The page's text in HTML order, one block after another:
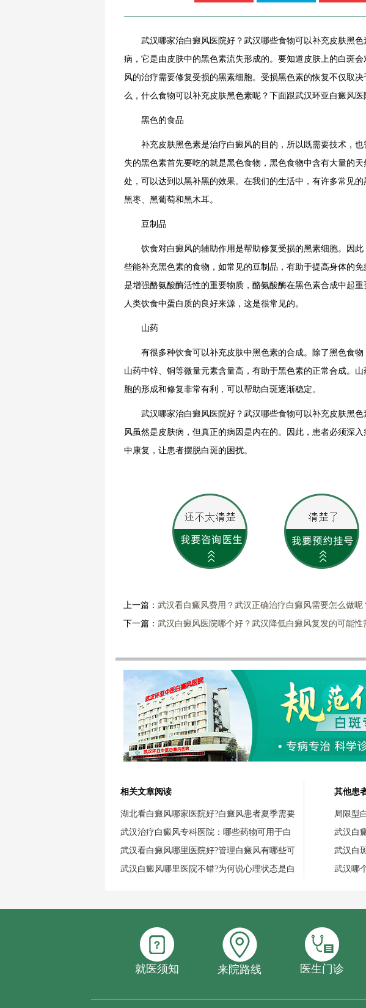
武汉哪家治白癜风医院好？武汉哪些食物可以补充皮肤黑色
病，它是由皮肤中的黑色素流失形成的。要知道皮肤上的白斑
风的治疗需要修复受损的黑素细胞。受损黑色素的恢复不仅取
么，什么食物可以补充皮肤黑色素呢？下面跟武汉环亚白癜风医
黑色的食品
补充皮肤黑色素是治疗白癜风的目的，所以既需要技术，也
失的黑色素首先要吃的就是黑色食物，黑色食物中含有大量的
处，可以达到以黑补黑的效果。在我们的生活中，有许多常见的
黑枣、黑葡萄和黑木耳。
豆制品
饮食对白癜风的辅助作用是帮助修复受损的黑素细胞。因此
些能补充黑色素的食物，如常见的豆制品，有助于提高身体的
是增强酪氨酸酶活性的重要物质，酪氨酸酶在黑色素合成中起
人类饮食中蛋白质的良好来源，这是很常见的。
山药
有很多种饮食可以补充皮肤中黑色素的合成。除了黑色食物
山药中锌、铜等微量元素含量高，有助于黑色素的正常合成。
胞的形成和修复非常有利，可以帮助白斑逐渐稳定。
武汉哪家治白癜风医院好？武汉哪些食物可以补充皮肤黑色
风虽然是皮肤病，但真正的病因是内在的。因此，患者必须深
中康复，让患者摆脱白斑的困扰。
上一篇： 武汉看白癜风费用？武汉正确治疗白癜风需要怎么做呢
下一篇： 武汉白癜风医院哪个好？武汉降低白癜风复发的可能性
相关文章阅读
湖北看白癜风哪家医院好?白癜风患者夏季需要
武汉治疗白癜风专科医院：哪些药物可用于白
武汉看白癜风哪里医院好?管理白癜风有哪些可
武汉白癜风哪里医院不错?为何说心理状态是白
其他患
局限型
武汉白
武汉白
武汉哪
就医须知 来院路线 医生门诊